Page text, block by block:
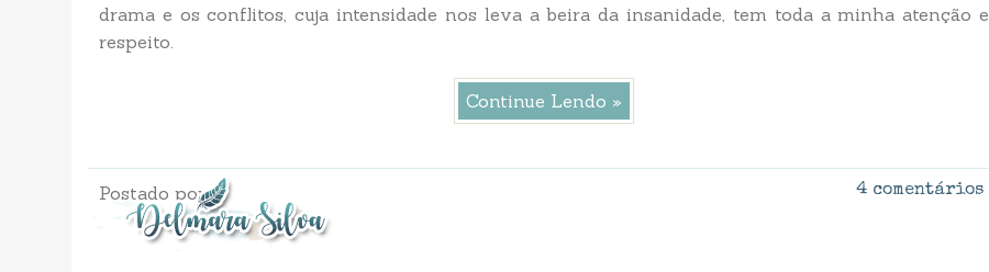
drama e os conflitos, cuja intensidade nos leva a beira da insanidade, tem toda a minha atenção e
respeito.
Continue Lendo »
Postado por 4 comentários